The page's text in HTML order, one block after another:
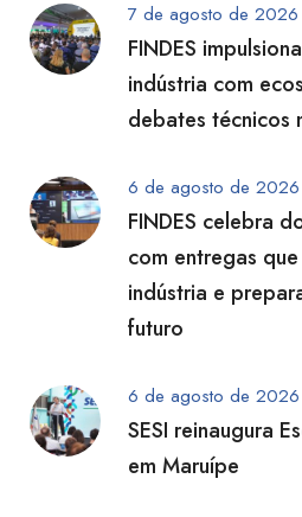
7 de agosto de 2026
FINDES
indústria com
debates técnicos
6 de agosto de 2026
FINDES celebra
com entregas
indústria e
futuro
6 de agosto de 2026
SESI reinaugura
em Maruípe